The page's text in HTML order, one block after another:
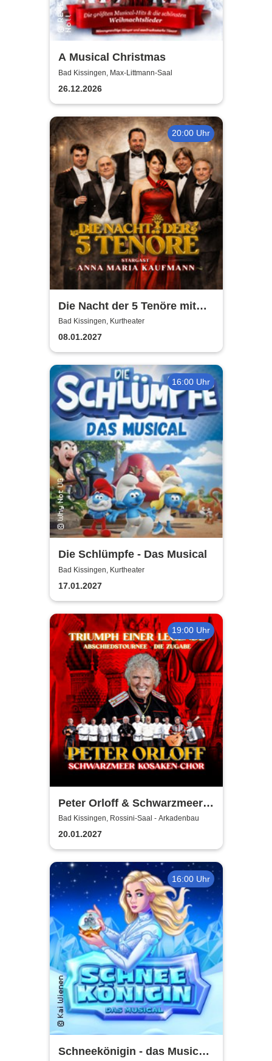
A Musical Christmas
Bad Kissingen, Max-Littmann-Saal
26.12.2026
20:00 Uhr
Die Nacht der 5 Tenöre mit
Anna Maria Kaufmann
Bad Kissingen, Kurtheater
08.01.2027
16:00 Uhr
Die Schlümpfe - Das Musical
Bad Kissingen, Kurtheater
17.01.2027
19:00 Uhr
Peter Orloff & Schwarzmeer
Kosaken Chor - Die
Abschiedstournee - Die
Zugabe
Bad Kissingen, Rossini-Saal - Arkadenbau
20.01.2027
16:00 Uhr
Schneekönigin - das Musical |